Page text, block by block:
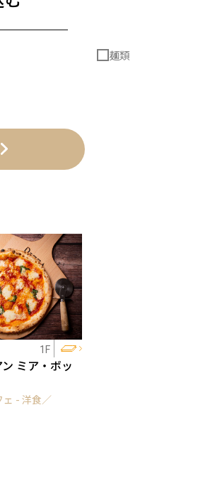
麺類
1F
ミア・ボッ
ェ - 洋食／